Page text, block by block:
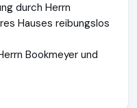
durch Herrn
Hauses reibungslos
Bookmeyer und